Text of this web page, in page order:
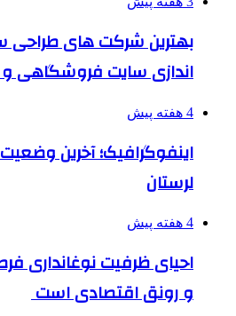
بهترین شرکت های طراحی
اندازی سایت فروشگاهی
4 هفته پیش
اینفوگرافیک؛ آخرین
لرستان
4 هفته پیش
احیای ظرفیت نوغانداری
و رونق اقتصادی است